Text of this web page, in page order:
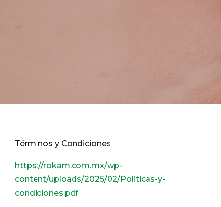
Términos y Condiciones
https://rokam.com.mx/wp-
content/uploads/2025/02/Politicas-y-
condiciones.pdf